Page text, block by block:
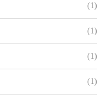
(1)
(1)
(1)
(1)